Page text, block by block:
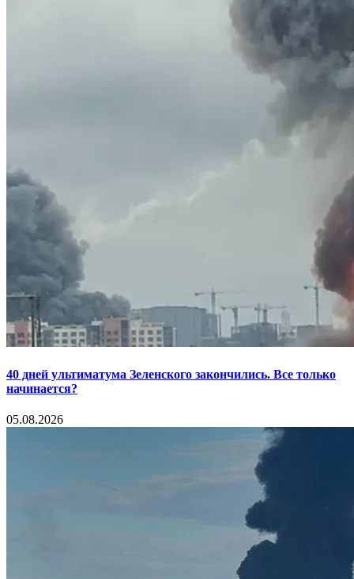
40 дней ультиматума Зеленского закончились. Все только
начинается?
05.08.2026